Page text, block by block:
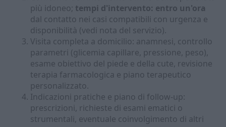
più idoneo; tempi d'intervento: entro un'ora
dal contatto nei casi compatibili con urgenza e
disponibilità (vedi nota del servizio).
Visita completa a domicilio: anamnesi, controllo
parametri (glicemia capillare, pressione, peso),
esame obiettivo del piede e della cute, revisione
terapia farmacologica e piano terapeutico
personalizzato.
Indicazioni pratiche e piano di follow-up:
prescrizioni, richieste di esami ematici o
strumentali, eventuale coinvolgimento di altri